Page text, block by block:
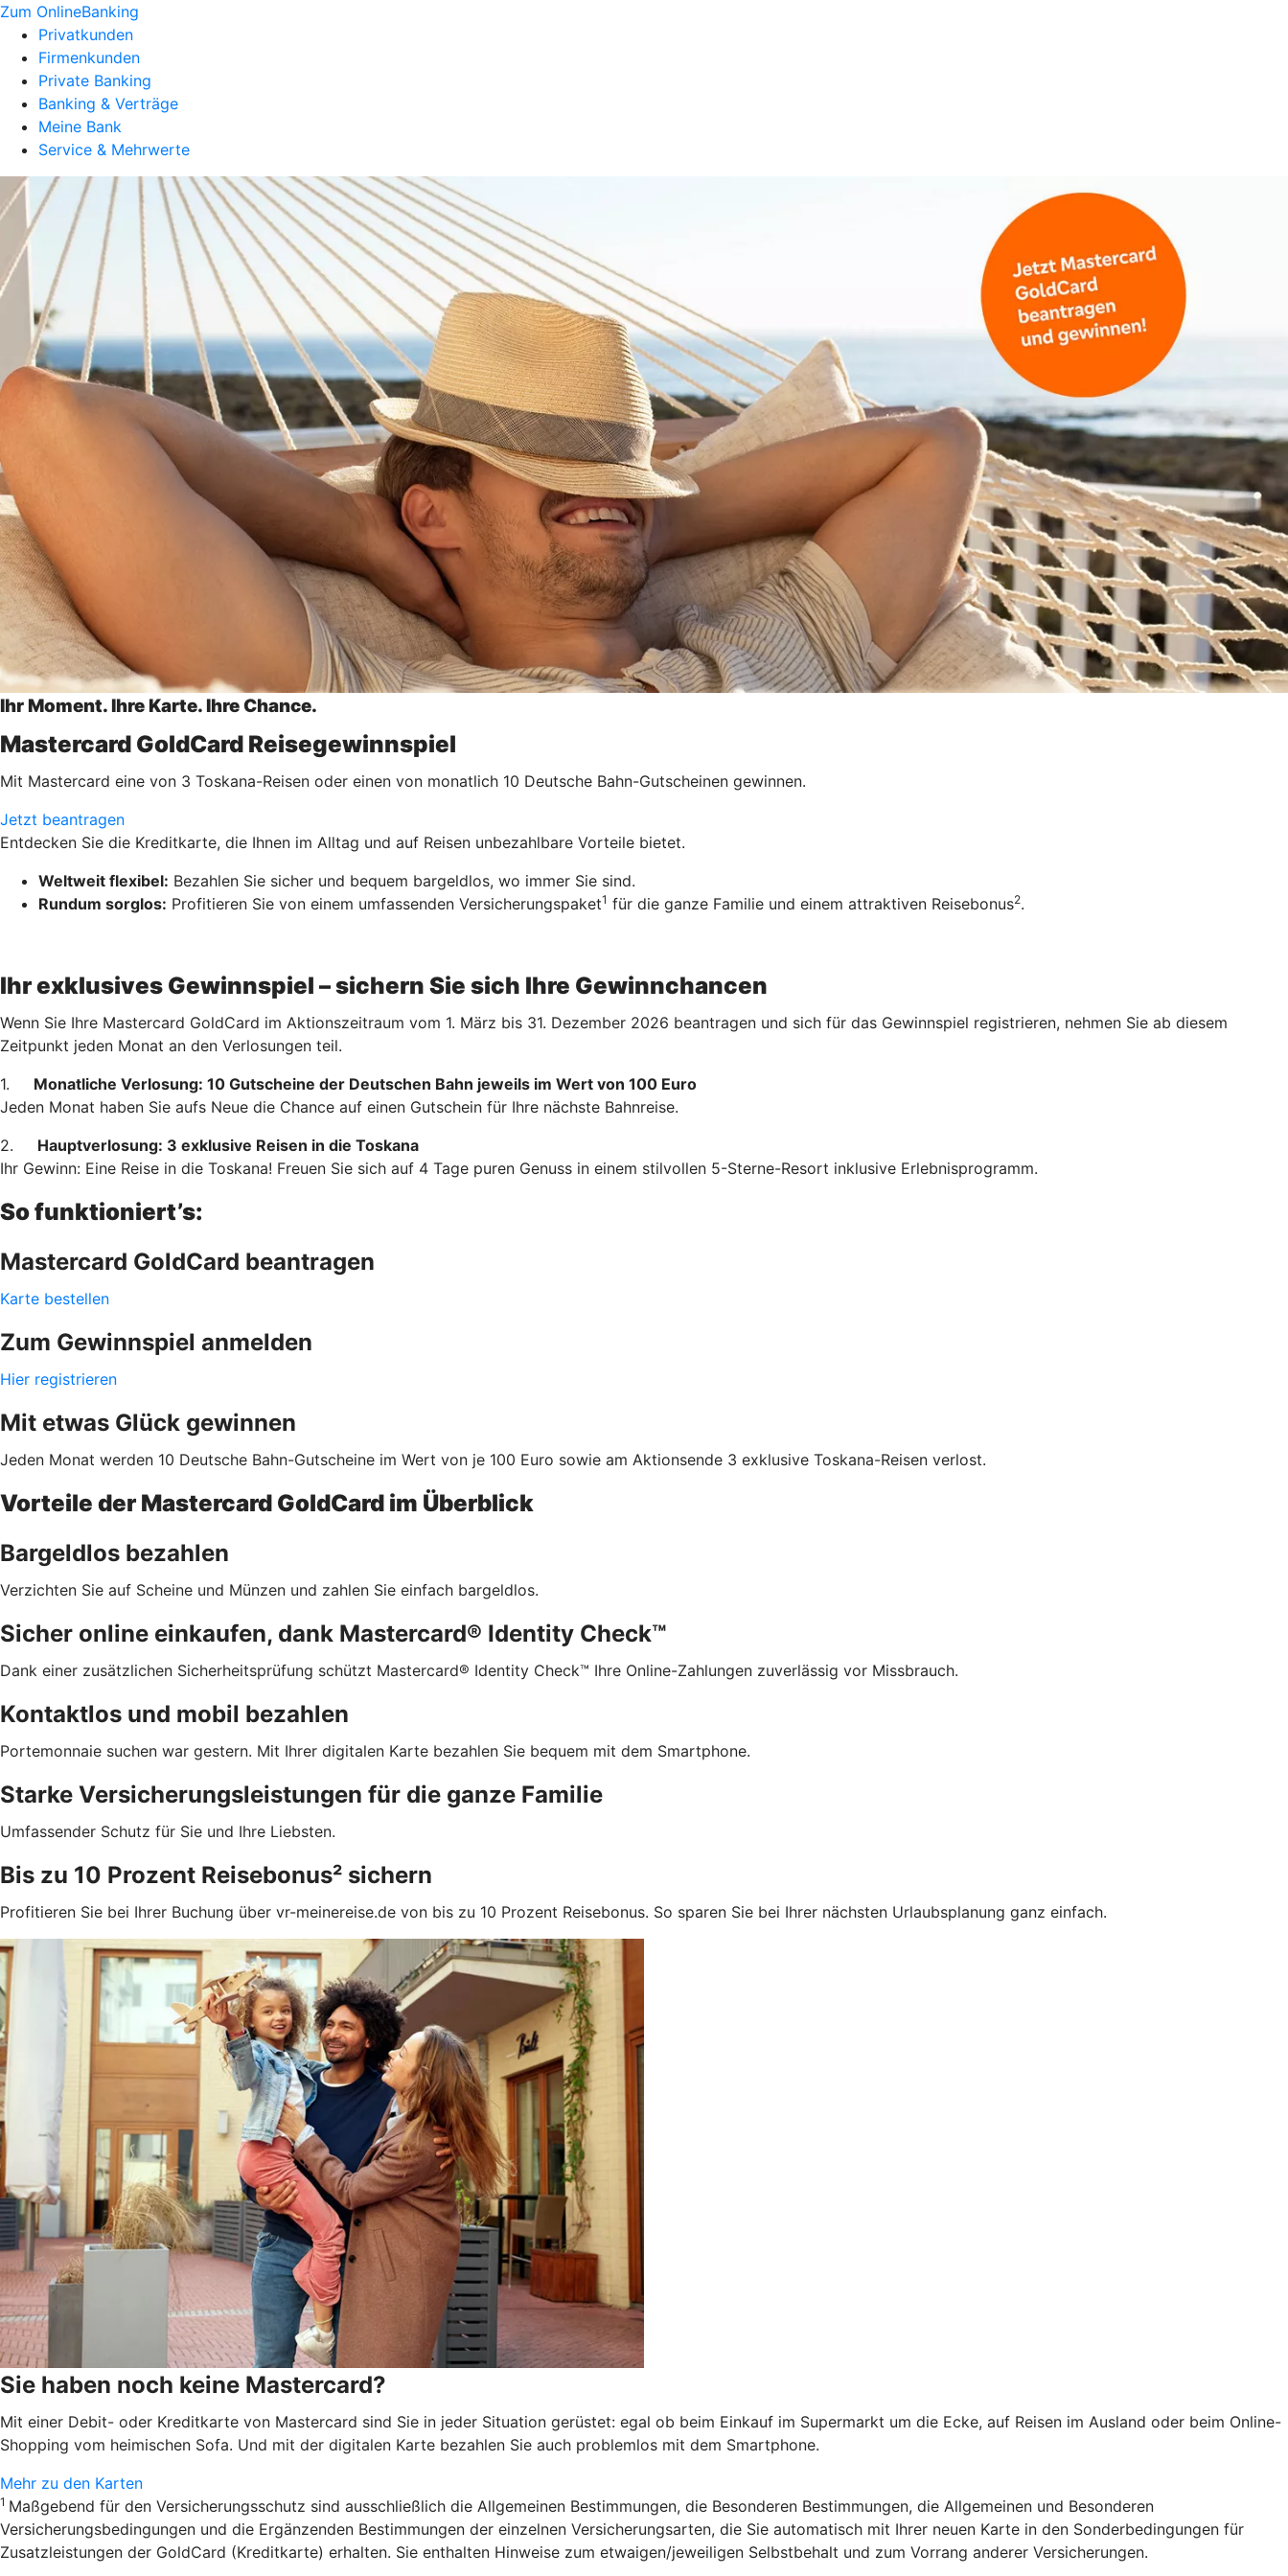
Zum OnlineBanking
Privatkunden
Firmenkunden
Private Banking
Banking & Verträge
Meine Bank
Service & Mehrwerte
Ihr Moment. Ihre Karte. Ihre Chance.
Mastercard GoldCard Reisegewinnspiel
Mit Mastercard eine von 3 Toskana-Reisen oder einen von monatlich 10 Deutsche Bahn-Gutscheinen gewinnen.
Jetzt beantragen
Entdecken Sie die Kreditkarte, die Ihnen im Alltag und auf Reisen unbezahlbare Vorteile bietet.
Weltweit flexibel: Bezahlen Sie sicher und bequem bargeldlos, wo immer Sie sind.
Rundum sorglos: Profitieren Sie von einem umfassenden Versicherungspaket1 für die ganze Familie und einem attraktiven Reisebonus2.
Ihr exklusives Gewinnspiel – sichern Sie sich Ihre Gewinnchancen
Wenn Sie Ihre Mastercard GoldCard im Aktionszeitraum vom 1. März bis 31. Dezember 2026 beantragen und sich für das Gewinnspiel registrieren, nehmen Sie ab diesem
Zeitpunkt jeden Monat an den Verlosungen teil.
1. Monatliche Verlosung: 10 Gutscheine der Deutschen Bahn jeweils im Wert von 100 Euro
Jeden Monat haben Sie aufs Neue die Chance auf einen Gutschein für Ihre nächste Bahnreise.
2. Hauptverlosung: 3 exklusive Reisen in die Toskana
Ihr Gewinn: Eine Reise in die Toskana! Freuen Sie sich auf 4 Tage puren Genuss in einem stilvollen 5-Sterne-Resort inklusive Erlebnisprogramm.
So funktioniert’s:
Mastercard GoldCard beantragen
Karte bestellen
Zum Gewinnspiel anmelden
Hier registrieren
Mit etwas Glück gewinnen
Jeden Monat werden 10 Deutsche Bahn-Gutscheine im Wert von je 100 Euro sowie am Aktionsende 3 exklusive Toskana-Reisen verlost.
Vorteile der Mastercard GoldCard im Überblick
Bargeldlos bezahlen
Verzichten Sie auf Scheine und Münzen und zahlen Sie einfach bargeldlos.
Sicher online einkaufen, dank Mastercard® Identity Check™
Dank einer zusätzlichen Sicherheitsprüfung schützt Mastercard® Identity Check™ Ihre Online-Zahlungen zuverlässig vor Missbrauch.
Kontaktlos und mobil bezahlen
Portemonnaie suchen war gestern. Mit Ihrer digitalen Karte bezahlen Sie bequem mit dem Smartphone.
Starke Versicherungsleistungen für die ganze Familie
Umfassender Schutz für Sie und Ihre Liebsten.
Bis zu 10 Prozent Reisebonus² sichern
Profitieren Sie bei Ihrer Buchung über vr-meinereise.de von bis zu 10 Prozent Reisebonus. So sparen Sie bei Ihrer nächsten Urlaubsplanung ganz einfach.
Sie haben noch keine Mastercard?
Mit einer Debit- oder Kreditkarte von Mastercard sind Sie in jeder Situation gerüstet: egal ob beim Einkauf im Supermarkt um die Ecke, auf Reisen im Ausland oder beim Online-
Shopping vom heimischen Sofa. Und mit der digitalen Karte bezahlen Sie auch problemlos mit dem Smartphone.
Mehr zu den Karten
1 Maßgebend für den Versicherungsschutz sind ausschließlich die Allgemeinen Bestimmungen, die Besonderen Bestimmungen, die Allgemeinen und Besonderen
Versicherungsbedingungen und die Ergänzenden Bestimmungen der einzelnen Versicherungsarten, die Sie automatisch mit Ihrer neuen Karte in den Sonderbedingungen für
Zusatzleistungen der GoldCard (Kreditkarte) erhalten. Sie enthalten Hinweise zum etwaigen/jeweiligen Selbstbehalt und zum Vorrang anderer Versicherungen.